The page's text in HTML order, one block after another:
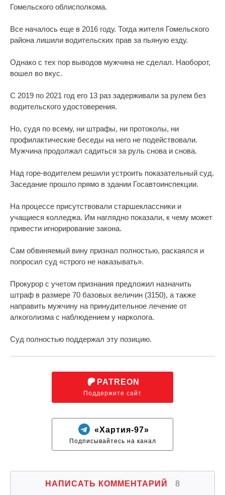
Гомельского облисполкома.
Все началось еще в 2016 году. Тогда жителя Гомельского
района лишили водительских прав за пьяную езду.
Однако с тех пор выводов мужчина не сделал. Наоборот,
вошел во вкус.
С 2019 по 2021 год его 13 раз задерживали за рулем без
водительского удостоверения.
Но, судя по всему, ни штрафы, ни протоколы, ни
профилактические беседы на него не подействовали.
Мужчина продолжал садиться за руль снова и снова.
Над горе-водителем решили устроить показательный суд.
Заседание прошло прямо в здании Госавтоинспекции.
На процессе присутствовали старшеклассники и
учащиеся колледжа. Им наглядно показали, к чему может
привести игнорирование закона.
Сам обвиняемый вину признал полностью, раскаялся и
попросил суд «строго не наказывать».
Прокурор с учетом признания предложил назначить
штраф в размере 70 базовых величин (3150), а также
направить мужчину на принудительное лечение от
алкоголизма с наблюдением у нарколога.
Суд полностью поддержал эту позицию.
PATREON
Поддержите сайт
«Хартия-97»
Подписывайтесь на канал
НАПИСАТЬ КОММЕНТАРИЙ 8